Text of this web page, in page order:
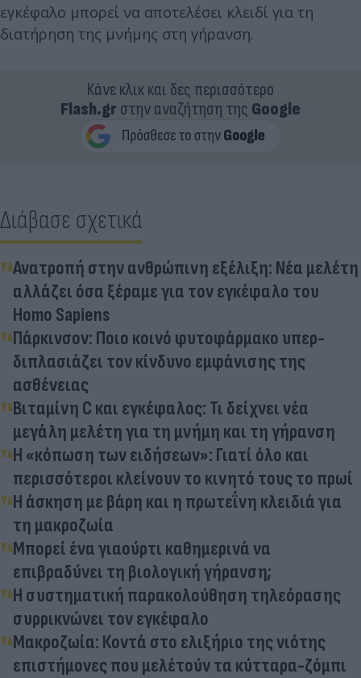
εγκέφαλο μπορεί να αποτελέσει κλειδί για τη
διατήρηση της μνήμης στη γήρανση.
Κάνε κλικ και δες περισσότερο
Flash.grστην αναζήτηση της Google
Διάβασε σχετικά
Ανατροπή στην ανθρώπινη εξέλιξη: Νέα μελέτη
αλλάζει όσα ξέραμε για τον εγκέφαλο του
Homo Sapiens
Πάρκινσον: Ποιο κοινό φυτοφάρμακο υπερ-
διπλασιάζει τον κίνδυνο εμφάνισης της
ασθένειας
Βιταμίνη C και εγκέφαλος: Τι δείχνει νέα
μεγάλη μελέτη για τη μνήμη και τη γήρανση
Η «κόπωση των ειδήσεων»: Γιατί όλο και
περισσότεροι κλείνουν το κινητό τους το πρωί
Η άσκηση με βάρη και η πρωτεΐνη κλειδιά για
τη μακροζωία
Μπορεί ένα γιαούρτι καθημερινά να
επιβραδύνει τη βιολογική γήρανση;
Η συστηματική παρακολούθηση τηλεόρασης
συρρικνώνει τον εγκέφαλο
Μακροζωία: Κοντά στο ελιξήριο της νιότης
επιστήμονες που μελέτούν τα κύτταρα-ζόμπι